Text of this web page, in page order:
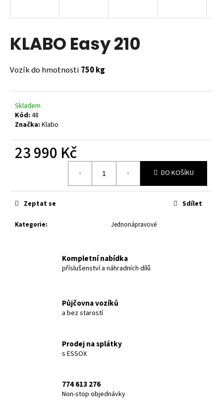
KLABO Easy 210
Vozík do hmotnosti 750 kg
Skladem
Kód: 48
Značka: Klabo
23 990 Kč
DO KOŠÍKU
Kategorie: Jednonápravové
Zeptat se Sdílet
Kompletní nabídka
příslušenství a náhradních dílů
Půjčovna vozíků
a bez starostí
Prodej na splátky
s ESSOX
774 613 276
Non-stop objednávky
í
t
?
D
o
č